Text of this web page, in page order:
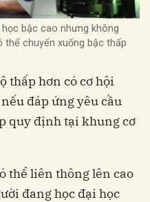
bậc cao nhưng không
chuyển xuống bậc thấp
thấp hơn có cơ hội
đáp ứng yêu cầu
quy định tại khung cơ
thể liên thông lên cao
đang học đại học